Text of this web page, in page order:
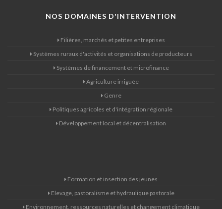
NOS DOMAINES D'INTERVENTION
Filières, marchés et petites entreprises
Systèmes ruraux d'activités et organisations de producteurs
Systèmes de financement et microfinance
Agriculture irriguée
Genre
Politiques agricoles et d'intégration régionale
Développement local et décentralisation
Formation et insertion des jeunes
Elevage, pastoralisme et hydraulique pastorale
Environnement, ressources naturelles et changement climatique